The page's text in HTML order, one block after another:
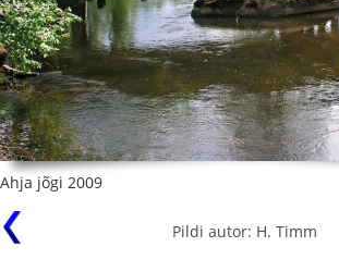
Ahja jõgi 2009
Pildi autor: H. Timm